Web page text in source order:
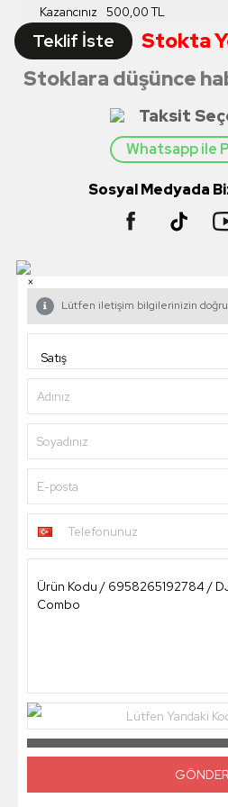
Kazancınız 500,00TL
Teklif İste
Stokta
Stoklara düşünce
Taksit
Whatsapp ile
Sosyal Medyada
×
Lütfen iletişim bilgilerinizin doğru
Adınız
Soyadınız
E-posta
Telefonunuz
Lütfen Yandaki